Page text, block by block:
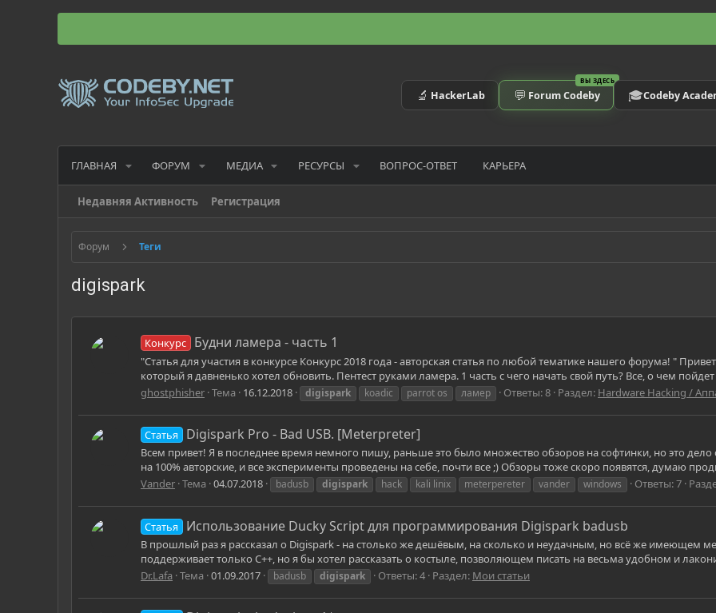
🔬 HackerLab
ВЫ ЗДЕСЬ
💬 Forum Codeby 🎓Codeby
ГЛАВНАЯ ФОРУМ МЕДИА РЕСУРСЫ ВОПРОС-ОТВЕТ КАРЬЕРА
Недавняя Активность Регистрация
Форум Теги
digispark
Конкурс Будни ламера - часть 1
"Статья для участия в конкурсе Конкурс 2018 года - авторская статья по любой тематике нашего форума! "
который я давненько хотел обновить. Пентест руками ламера. 1 часть с чего начать свой путь? Все, о чем
ghostphisher Тема 16.12.2018 digispark koadic parrot os ламер Ответы: 8 Раздел: Hardware Hacking /
Статья Digispark Pro - Bad USB. [Meterpreter]
Всем привет! Я в последнее время немного пишу, раньше это было множество обзоров на софтинки, но это
на 100% авторские, и все эксперименты проведены на себе, почти все ;) Обзоры тоже скоро появятся, думаю
Vander Тема 04.07.2018 badusb digispark hack kali linix meterpereter vander windows Ответы: 7
Статья Использование Ducky Script для программирования Digispark badusb
В прошлый раз я рассказал о Digispark - на столько же дешёвым, на сколько и неудачным, но всё же имеющем
поддерживает только C++, но я бы хотел рассказать о костыле, позволяющем писать на весьма удобном и
Dr.Lafa Тема 01.09.2017 badusb digispark Ответы: 4 Раздел: Мои статьи